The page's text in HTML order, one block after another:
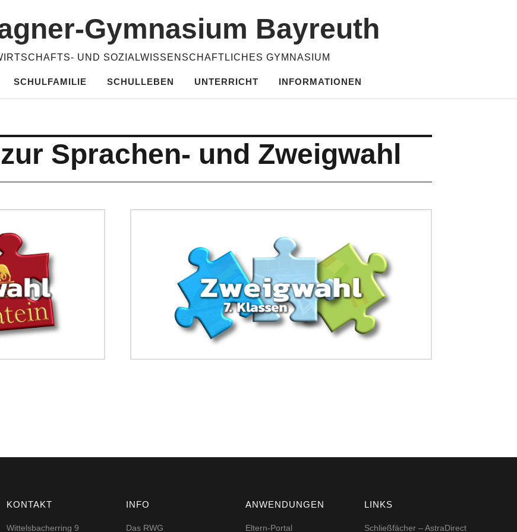
​​Gymnasium Bayreuth
UND SOZIALWISSENSCHAFTLICHES GYMNASIUM
SCHULFAMILIE SCHULLEBEN UNTERRICHT INFORMATIONEN
Sprachen- und Zweigwahl
KONTAKT
Wittelsbacherring 9
INFO
Das RWG
ANWENDUNGEN
Eltern-Portal
LINKS
Schließfächer – AstraDirect